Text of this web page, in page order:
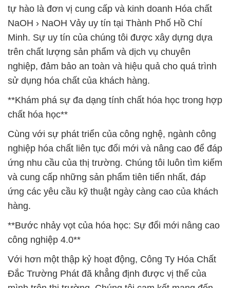
tự hào là đơn vị cung cấp và kinh doanh Hóa chất
NaOH › NaOH Vảy uy tín tại Thành Phố Hồ Chí
Minh. Sự uy tín của chúng tôi được xây dựng dựa
trên chất lượng sản phẩm và dịch vụ chuyên
nghiệp, đảm bảo an toàn và hiệu quả cho quá trình
sử dụng hóa chất của khách hàng.
**Khám phá sự đa dạng tính chất hóa học trong hợp
chất hóa học**
Cùng với sự phát triển của công nghệ, ngành công
nghiệp hóa chất liên tục đổi mới và nâng cao để đáp
ứng nhu cầu của thị trường. Chúng tôi luôn tìm kiếm
và cung cấp những sản phẩm tiên tiến nhất, đáp
ứng các yêu cầu kỹ thuật ngày càng cao của khách
hàng.
**Bước nhảy vọt của hóa học: Sự đổi mới nâng cao
công nghiệp 4.0**
Với hơn một thập kỷ hoạt động, Công Ty Hóa Chất
Đắc Trường Phát đã khẳng định được vị thế của